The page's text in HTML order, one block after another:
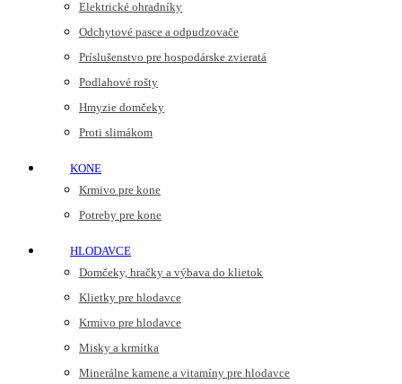
Elektrické ohradníky
Odchytové pasce a odpudzovače
Príslušenstvo pre hospodárske zvieratá
Podlahové rošty
Hmyzie domčeky
Proti slimákom
KONE
Krmivo pre kone
Potreby pre kone
HLODAVCE
Domčeky, hračky a výbava do klietok
Klietky pre hlodavce
Krmivo pre hlodavce
Misky a krmítka
Minerálne kamene a vitamíny pre hlodavce